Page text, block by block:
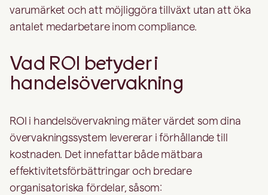
varumärket och att möjliggöra tillväxt utan att öka
antalet medarbetare inom compliance.
Vad ROI betyder i
handelsövervakning
ROI i handelsövervakning mäter värdet som dina
övervakningssystem levererar i förhållande till
kostnaden. Det innefattar både mätbara
effektivitetsförbättringar och bredare
organisatoriska fördelar, såsom: